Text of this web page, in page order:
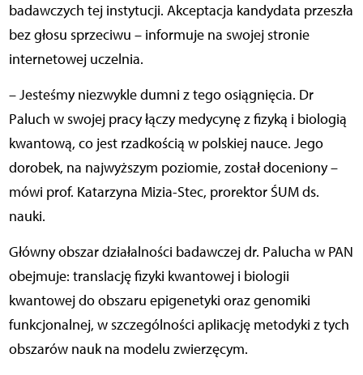
badawczych tej instytucji. Akceptacja kandydata przeszła
bez głosu sprzeciwu – informuje na swojej stronie
internetowej uczelnia.
– Jesteśmy niezwykle dumni z tego osiągnięcia. Dr
Paluch w swojej pracy łączy medycynę z fizyką i biologią
kwantową, co jest rzadkością w polskiej nauce. Jego
dorobek, na najwyższym poziomie, został doceniony –
mówi prof. Katarzyna Mizia-Stec, prorektor ŚUM ds.
nauki.
Główny obszar działalności badawczej dr. Palucha w PAN
obejmuje: translację fizyki kwantowej i biologii
kwantowej do obszaru epigenetyki oraz genomiki
funkcjonalnej, w szczególności aplikację metodyki z tych
obszarów nauk na modelu zwierzęcym.